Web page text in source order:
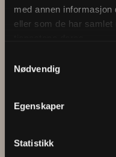
med annen
eller som de har
Nødvendig
Egenskaper
Statistikk
Behandlingen er
Carl-Erik.